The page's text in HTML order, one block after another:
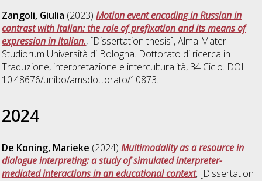
Zangoli, Giulia (2023)Motion event encoding in Russian in
contrast with Italian: the role of prefixation and its means of
expression in Italian., [Dissertation thesis], Alma Mater
Studiorum Università di Bologna. Dottorato di ricerca in
Traduzione, interpretazione e interculturalità, 34 Ciclo. DOI
10.48676/unibo/amsdottorato/10873.
2024
De Koning, Marieke (2024)Multimodality as a resource in
dialogue interpreting: a study of simulated interpreter-
mediated interactions in an educational context, [Dissertation